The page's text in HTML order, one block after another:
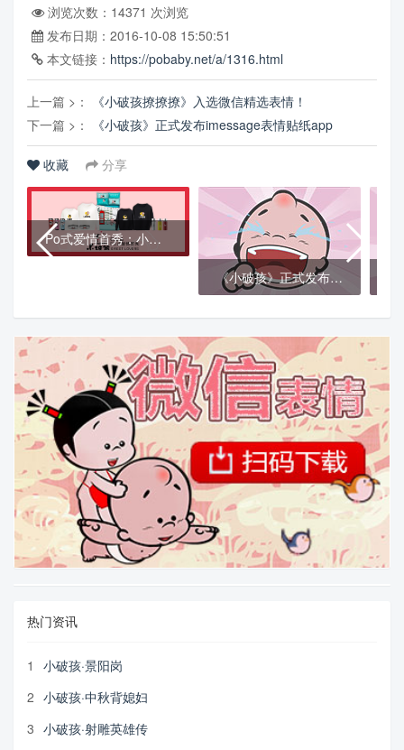
浏览次数： 14371 次浏览
发布日期：2016-10-08 15:50:51
本文链接： https://pobaby.net/a/1316.html
上一篇 >：
《小破孩撩撩撩》入选微信精选表情！
下一篇 >：
《小破孩》正式发布imessage表情贴纸app
收藏 分享
Po式爱情首秀：小破孩系列衍生品众筹上线
《小破孩》正式发布imessage表情贴纸app
热门资讯
1
小破孩·景阳岗
2 小破孩·中秋背媳妇
3 小破孩·射雕英雄传